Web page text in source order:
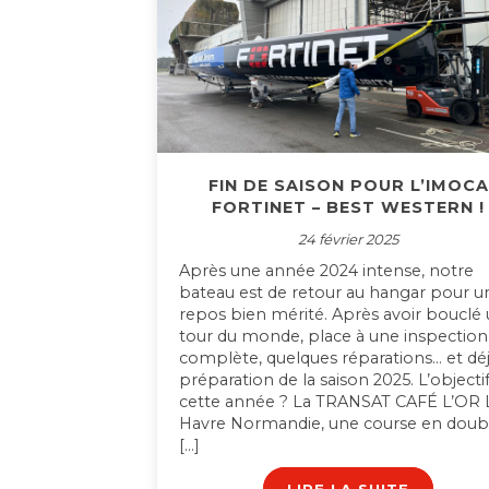
FIN DE SAISON POUR L’IMOCA
FORTINET – BEST WESTERN !
24 février 2025
Après une année 2024 intense, notre
bateau est de retour au hangar pour
repos bien mérité. Après avoir bouclé
tour du monde, place à une inspection
complète, quelques réparations… et
préparation de la saison 2025.
cette année ? La TRANSAT CAFÉ L’OR
Havre Normandie, une course en
[…]